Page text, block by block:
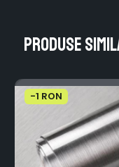
Produse
-1 RON